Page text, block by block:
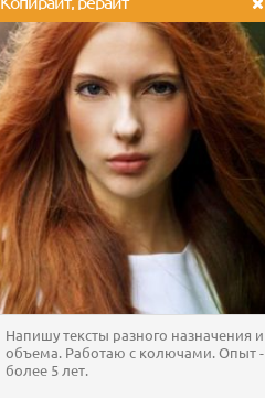
Напишу тексты разного назначения и
объема. Работаю с колючами. Опыт -
более 5 лет.